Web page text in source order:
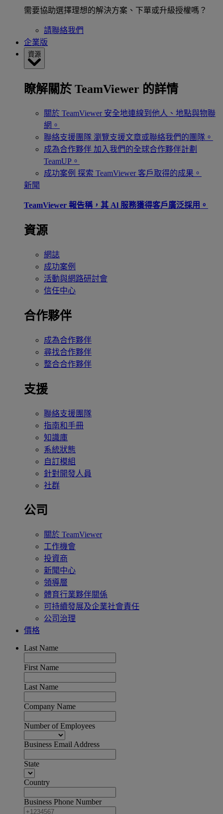
需要協助選擇理想的解決方案、下單或升級授權嗎？
請聯絡我們
企業版
資源
瞭解關於 TeamViewer 的詳情
關於 TeamViewer 安全地連線到他人、地點與物聯
網。
聯絡支援團隊 瀏覽支援文章或聯絡我們的團隊。
成為合作夥伴 加入我們的全球合作夥伴計劃
TeamUP。
成功案例 探索 TeamViewer 客戶取得的成果。
新聞
TeamViewer 報告稱，其 Al 服務獲得客戶廣泛採用。
資源
網誌
成功案例
活動與網路研討會
信任中心
合作夥伴
成為合作夥伴
尋找合作夥伴
整合合作夥伴
支援
聯絡支援團隊
指南和手冊
知識庫
系統狀態
自訂模組
針對開發人員
社群
公司
關於 TeamViewer
工作機會
投資商
新聞中心
領導層
體育行業夥伴關係
可持續發展及企業社會責任
公司治理
價格
Last Name
First Name
Last Name
Company Name
Number of Employees
Business Email Address
State
Country
Business Phone Number